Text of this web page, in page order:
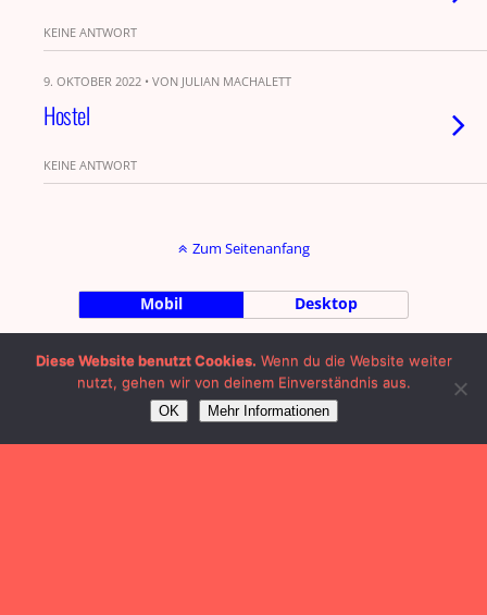
KEINE ANTWORT
9. OKTOBER 2022 • VON JULIAN MACHALETT
Hostel
KEINE ANTWORT
Zum Seitenanfang
Mobil Desktop
by Julian Machalett |Impressum|
Diese Website benutzt Cookies. Wenn du die Website weiter
nutzt, gehen wir von deinem Einverständnis aus.
OK Mehr Informationen